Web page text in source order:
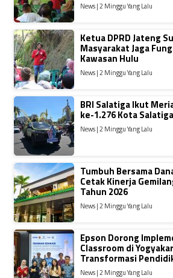
News | 2 Minggu Yang Lalu
Ketua DPRD Jateng
Masyarakat Jaga
Kawasan Hulu
News | 2 Minggu Yang Lalu
BRI Salatiga Ikut
ke-1.276 Kota Salatiga
News | 2 Minggu Yang Lalu
Tumbuh Bersama
Cetak Kinerja
Tahun 2026
News | 2 Minggu Yang Lalu
Epson Dorong
Classroom di
Transformasi
News | 2 Minggu Yang Lalu